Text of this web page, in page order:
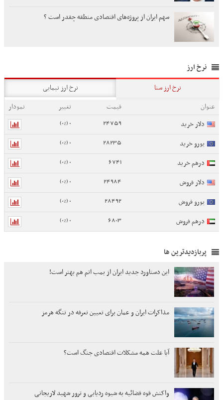
سهم ایران از پروژه‌های اقتصادی منطقه چقدر است ؟
نرخ ارز
نرخ ارز سنا
نرخ ارز نیمایی
عنوان
قیمت تغییر
نمودار
دلار خرید
24759
0 (0%)
یورو خرید 28235
0 (0%)
درهم خرید 6741
0 (0%)
دلار فروش 24984
0 (0%)
یورو فروش 28492
0 (0%)
درهم فروش 6803
0 (0%)
پربازدیدترین ها
این دستاورد جدید ایران از بمب اتم هم بهتر است!
مذاکرات ایران و عمان برای تعیین تعرفه در تنگه هرمز
آیا علت همه مشکلات اقتصادی جنگ است؟
واکنش قوه قضائیه به شیوه ردیابی و ترور شهید لاریجانی